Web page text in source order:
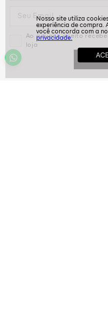
privacidade.
Ao assinar, aceito
loja